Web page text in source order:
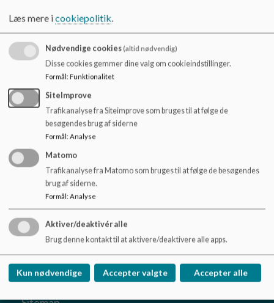
o
At danne velfungerende klasser, hvor elevernes potentialer er
ligeligt delt, så
er personalet på skolen
som danner klasserne og holdene på skolen.
Formål
Formålet med princippet er at give skolens elever lige
muligheder for at udvikle sig i
ligeværdige fællesskaber i løbet af deres skolegang.
Sulsted Skole
Elkærvej 2, 9381 Sulsted
sulsted-skole@aalborg.dk
+45 9982 4060
EAN NR. 5798003746579
Tilgængelighedserklæring
Læs mere icookiepolitik.
Nødvendige cookies(altid nødvendig)
Disse cookies gemmer dine valg om cookieindstillinger.
Formål: Funktionalitet
SiteImprove
Trafikanalyse fra Siteimprove som bruges til at følge de
besøgendes brug af siderne
Formål: Analyse
Matomo
Trafikanalyse fra Matomo som bruges til at følge de besøgendes
brug af siderne.
Formål: Analyse
Aktiver/deaktivér alle
Brug denne kontakt til at aktivere/deaktivere alle apps.
Kun nødvendige Accepter valgte Accepter alle